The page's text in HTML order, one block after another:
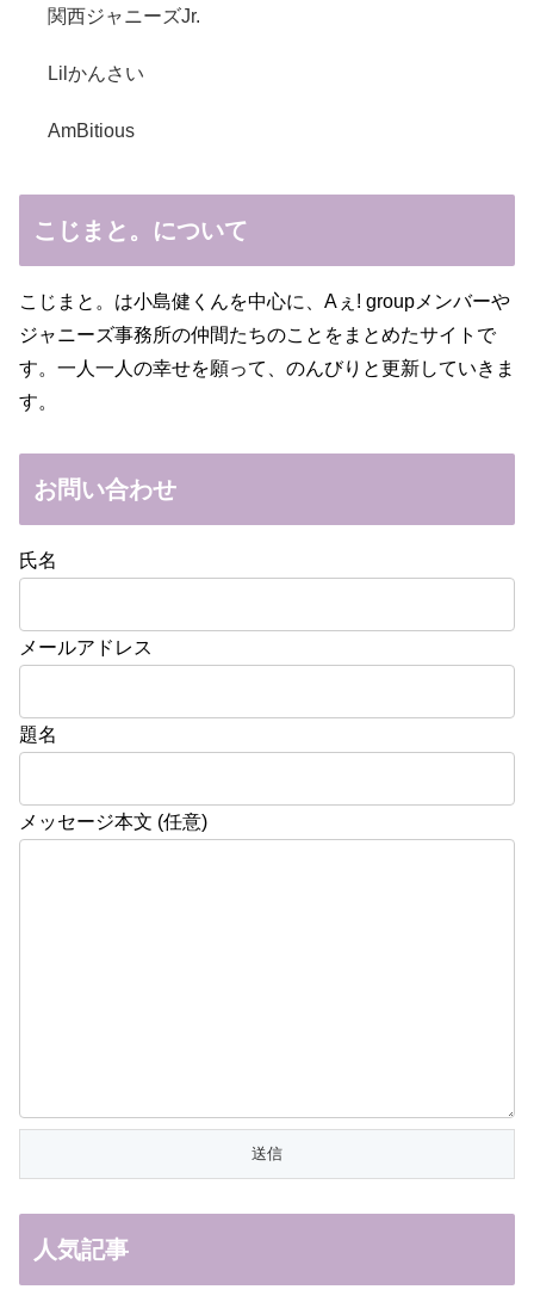
関西ジャニーズJr.
Lilかんさい
AmBitious
こじまと。について
こじまと。は小島健くんを中心に、Aぇ! groupメンバーや
ジャニーズ事務所の仲間たちのことをまとめたサイトで
す。一人一人の幸せを願って、のんびりと更新していきま
す。
お問い合わせ
氏名
メールアドレス
題名
メッセージ本文 (任意)
人気記事